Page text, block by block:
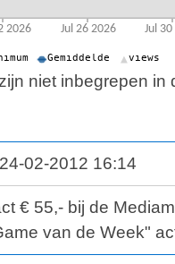
niet inbegrepen in
02-2012 16:14
€ 55,- bij de
van de Week"